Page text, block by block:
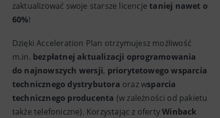
zaktualizować swoje starsze licencje taniej nawet o
60%!
Dzięki Acceleration Plan otrzymujesz możliwość
m.in. bezpłatnej aktualizacji oprogramowania
do najnowszych wersji, priorytetowego wsparcia
technicznego dystrybutora oraz wsparcia
technicznego producenta (w zależności od pakietu
także telefoniczne). Korzystając z ofertyWinback